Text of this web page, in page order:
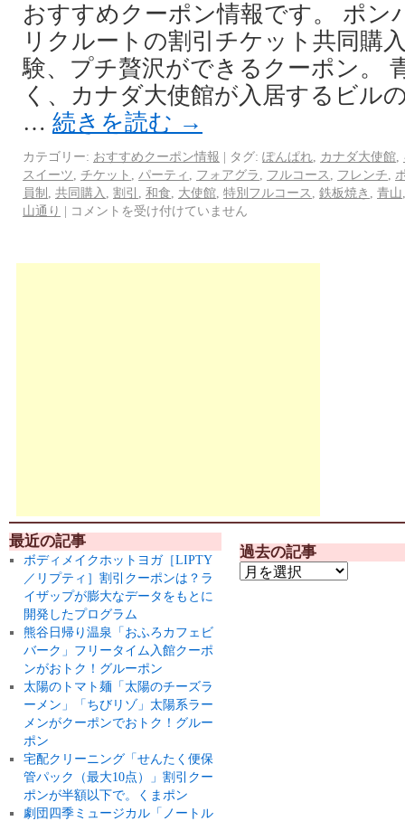
おすすめクーポン情報です。 ポン
リクルートの割引チケット共同購
験、プチ贅沢ができるクーポン。
く、カナダ大使館が入居するビル
… 続きを読む →
カテゴリー: おすすめクーポン情報 | タグ: ぽんぱれ カナダ大使館
スイーツ
チケット パーティ フォアグラ フルコース フレンチ
員制
共同購入 割引 和食 大使館 特別フルコース 鉄板焼き 青山
山通り | コメントを受け付けていません
最近の記事
ボディメイクホットヨガ［LIPTY
／リプティ］割引クーポンは？ラ
イザップが膨大なデータをもとに
開発したプログラム
熊谷日帰り温泉「おふろカフェビ
バーク」フリータイム入館クーポ
ンがおトク！グルーポン
太陽のトマト麺「太陽のチーズラ
ーメン」「ちびリゾ」太陽系ラー
メンがクーポンでおトク！グルー
ポン
宅配クリーニング「せんたく便保
管パック（最大10点）」割引クー
ポンが半額以下で。くまポン
劇団四季ミュージカル「ノートル
過去の記事